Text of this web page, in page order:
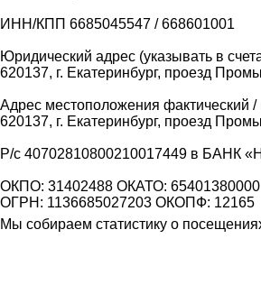
ИНН/КПП 6685045547 / 668601001
Юридический адрес (указывать в
620137, г. Екатеринбург, проезд
Адрес местоположения фактический
620137, г. Екатеринбург, проезд
Р/с 40702810800210017449 в БАНК
ОКПО: 31402488 ОКАТО: 65401380000
ОГРН: 1136685027203 ОКОПФ: 12165
Мы собираем статистику о